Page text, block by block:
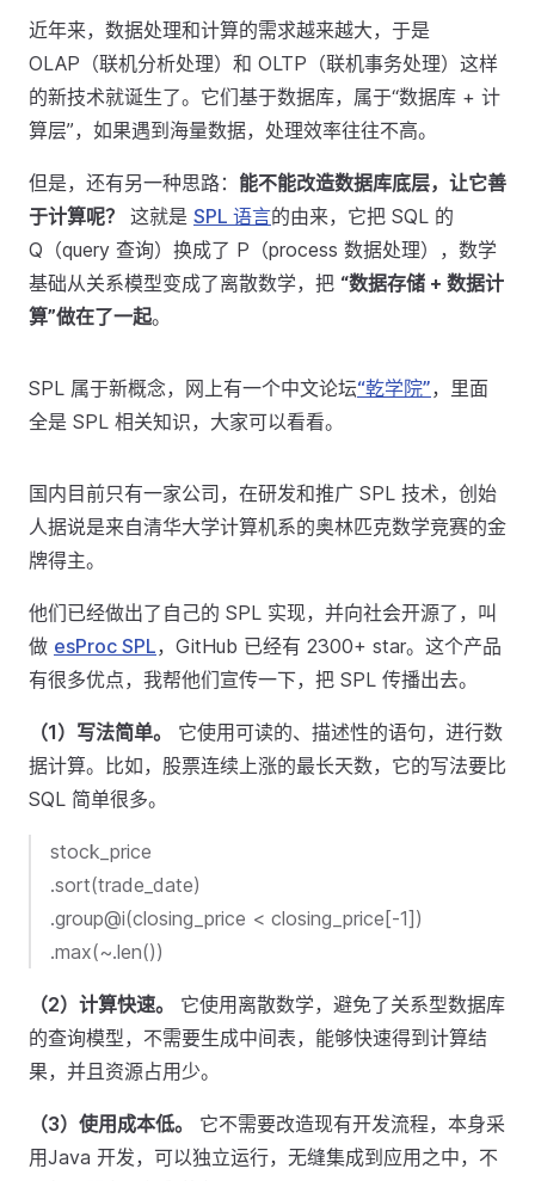
近年来，数据处理和计算的需求越来越大，于是
OLAP（联机分析处理）和 OLTP（联机事务处理）这样
的新技术就诞生了。它们基于数据库，属于“数据库 + 计
算层”，如果遇到海量数据，处理效率往往不高。
但是，还有另一种思路： 能不能改造数据库底层，让它善
于计算呢？
这就是 SPL 语言的由来，它把 SQL 的
Q（query 查询）换成了 P（process 数据处理），数学
基础从关系模型变成了离散数学，把 “数据存储 + 数据计
算”做在了一起。
SPL 属于新概念，网上有一个中文论坛“乾学院”，里面
全是 SPL 相关知识，大家可以看看。
国内目前只有一家公司，在研发和推广 SPL 技术，创始
人据说是来自清华大学计算机系的奥林匹克数学竞赛的金
牌得主。
他们已经做出了自己的 SPL 实现，并向社会开源了，叫
做 esProc SPL，GitHub 已经有 2300+ star。这个产品
有很多优点，我帮他们宣传一下，把 SPL 传播出去。
（1）写法简单。
它使用可读的、描述性的语句，进行数
据计算。比如，股票连续上涨的最长天数，它的写法要比
SQL 简单很多。
stock_price
.sort(trade_date)
.group@i(closing_price < closing_price[-1])
.max(~.len())
（2）计算快速。
它使用离散数学，避免了关系型数据库
的查询模型，不需要生成中间表，能够快速得到计算结
果，并且资源占用少。
（3）使用成本低。
它不需要改造现有开发流程，本身采
用Java 开发，可以独立运行，无缝集成到应用之中，不